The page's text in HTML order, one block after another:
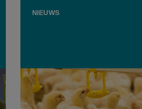
NIEUWS
Vlaams kader voor etikettering
van BCC-kip in de maak